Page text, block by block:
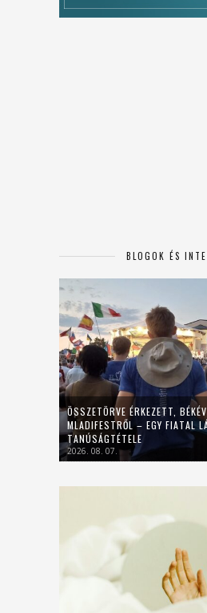
BLOGOK ÉS
ÖSSZETÖRVE ÉRKEZETT,
MLADIFESTRŐL – EGY FIATAL
TANÚSÁGTÉTELE
2026. 08. 07.